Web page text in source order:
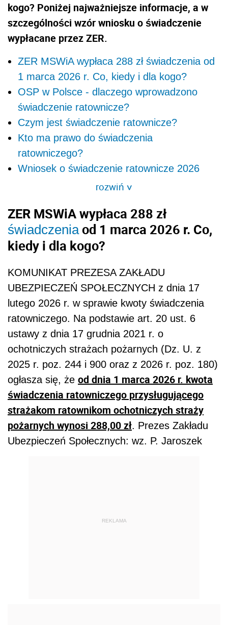
kogo? Poniżej najważniejsze informacje, a w
szczególności wzór wniosku o świadczenie
wypłacane przez ZER.
ZER MSWiA wypłaca 288 zł świadczenia od
1 marca 2026 r. Co, kiedy i dla kogo?
OSP w Polsce - dlaczego wprowadzono
świadczenie ratownicze?
Czym jest świadczenie ratownicze?
Kto ma prawo do świadczenia
ratowniczego?
Wniosek o świadczenie ratownicze 2026
rozwiń>
ZER MSWiA wypłaca 288 zł
świadczeniaod 1 marca 2026 r. Co,
kiedy i dla kogo?
KOMUNIKAT PREZESA ZAKŁADU
UBEZPIECZEŃ SPOŁECZNYCH z dnia 17
lutego 2026 r. w sprawie kwoty świadczenia
ratowniczego. Na podstawie art. 20 ust. 6
ustawy z dnia 17 grudnia 2021 r. o
ochotniczych strażach pożarnych (Dz. U. z
2025 r. poz. 244 i 900 oraz z 2026 r. poz. 180)
ogłasza się, że od dnia 1 marca 2026 r. kwota
świadczenia ratowniczego przysługującego
strażakom ratownikom ochotniczych straży
pożarnych wynosi 288,00 zł. Prezes Zakładu
Ubezpieczeń Społecznych: wz. P. Jaroszek
REKLAMA